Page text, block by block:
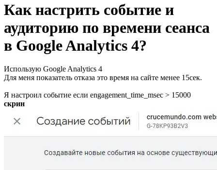
Как настрить событие и
аудиторию по времени сеанса
в Google Analytics 4?
Использую Google Analytics 4
Для меня показатель отказа это время на сайте менее 15сек.
Я настроил событие если engagement_time_msec > 15000
скрин